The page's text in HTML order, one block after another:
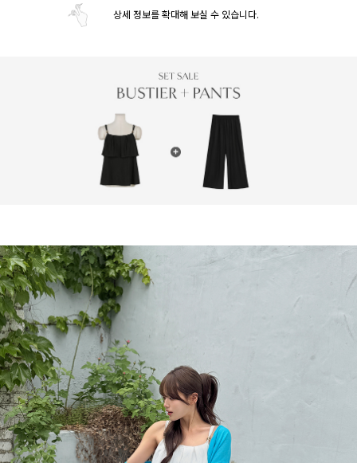
상세 정보를 확대해 보실 수 있습니다.